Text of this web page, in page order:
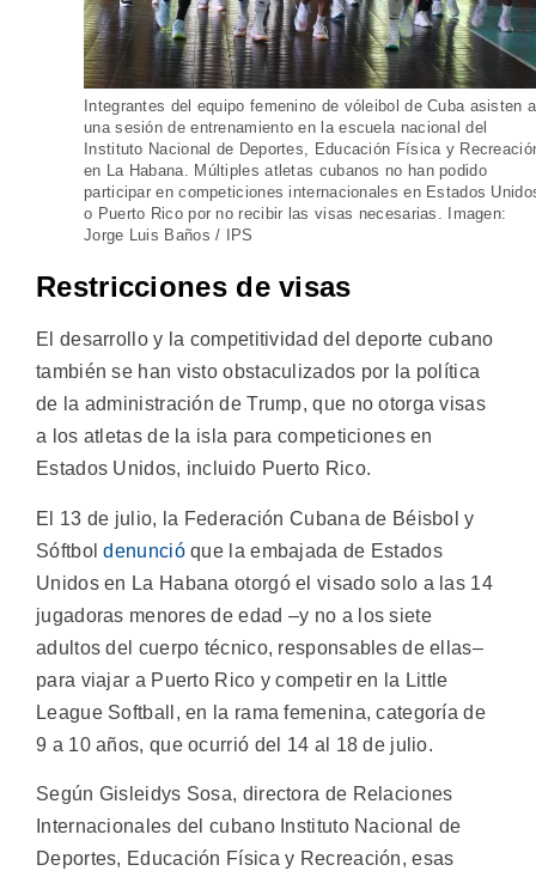
Integrantes del equipo femenino de vóleibol de Cuba asisten a
una sesión de entrenamiento en la escuela nacional del
Instituto Nacional de Deportes, Educación Física y
en La Habana. Múltiples atletas cubanos no han podido
participar en competiciones internacionales en Estados
o Puerto Rico por no recibir las visas necesarias. Imagen:
Jorge Luis Baños / IPS
Restricciones de visas
El desarrollo y la competitividad del deporte cubano
también se han visto obstaculizados por la política
de la administración de Trump, que no otorga visas
a los atletas de la isla para competiciones en
Estados Unidos, incluido Puerto Rico.
El 13 de julio, la Federación Cubana de Béisbol y
Sóftboldenuncióque la embajada de Estados
Unidos en La Habana otorgó el visado solo a las 14
jugadoras menores de edad –y no a los siete
adultos del cuerpo técnico, responsables de ellas–
para viajar a Puerto Rico y competir en la Little
League Softball, en la rama femenina, categoría de
9 a 10 años, que ocurrió del 14 al 18 de julio.
Según Gisleidys Sosa, directora de Relaciones
Internacionales del cubano Instituto Nacional de
Deportes, Educación Física y Recreación, esas